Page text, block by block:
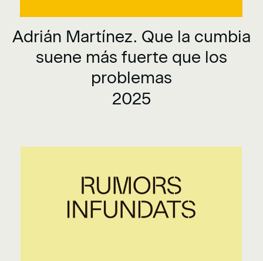
Adrián Martínez. Que la cumbia
suene más fuerte que los
problemas
2025